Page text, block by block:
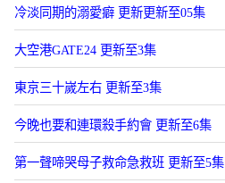
冷淡同期的溺愛癖 更新更新至05集
大空港GATE24 更新至3集
東京三十嵗左右 更新至3集
今晚也要和連環殺手約會 更新至6集
第一聲啼哭母子救命急救班 更新至5集